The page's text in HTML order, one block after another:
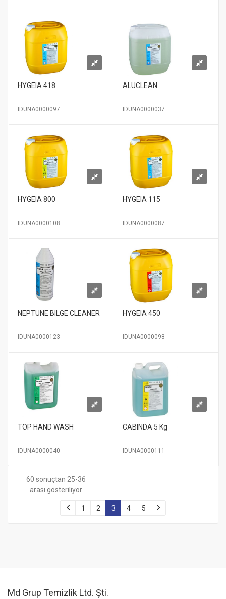
HYGEIA 418
IDUNA0000097
ALUCLEAN
IDUNA0000037
HYGEIA 800
IDUNA0000108
HYGEIA 115
IDUNA0000087
NEPTUNE BILGE CLEANER
IDUNA0000123
HYGEIA 450
IDUNA0000098
TOP HAND WASH
IDUNA0000040
CABINDA 5 Kg
IDUNA0000111
60 sonuçtan 25-36
arası gösteriliyor
1 2 3 4 5
Md Grup Temizlik Ltd. Şti.